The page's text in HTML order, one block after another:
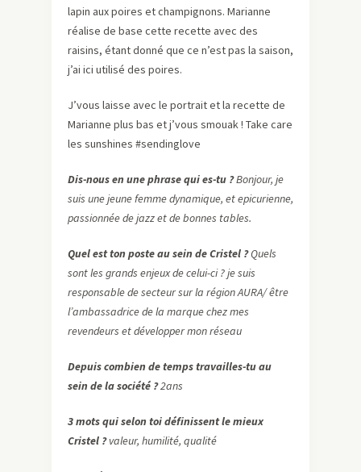
lapin aux poires et champignons. Marianne
réalise de base cette recette avec des
raisins, étant donné que ce n’est pas la saison,
j’ai ici utilisé des poires.
J’vous laisse avec le portrait et la recette de
Marianne plus bas et j’vous smouak ! Take care
les sunshines #sendinglove
Dis-nous en une phrase qui es-tu ?Bonjour, je
suis une jeune femme dynamique, et epicurienne,
passionnée de jazz et de bonnes tables.
Quel est ton poste au sein de Cristel ?Quels
sont les grands enjeux de celui-ci ? je suis
responsable de secteur sur la région AURA/ être
l’ambassadrice de la marque chez mes
revendeurs et développer mon réseau
Depuis combien de temps travailles-tu au
sein de la société ?2ans
3 mots qui selon toi définissent le mieux
Cristel ?valeur, humilité, qualité